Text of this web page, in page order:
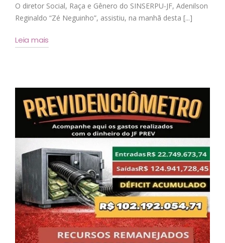
O diretor Social, Raça e Gênero do SINSERPU-JF, Adenilson
Reginaldo “Zé Neguinho”, assistiu, na manhã desta [...]
Leia mais